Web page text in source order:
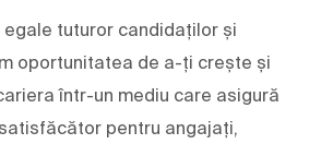
egale tuturor candidaților și
oportunitatea de a-ți crește și
într-un mediu care asigură
pentru angajați,